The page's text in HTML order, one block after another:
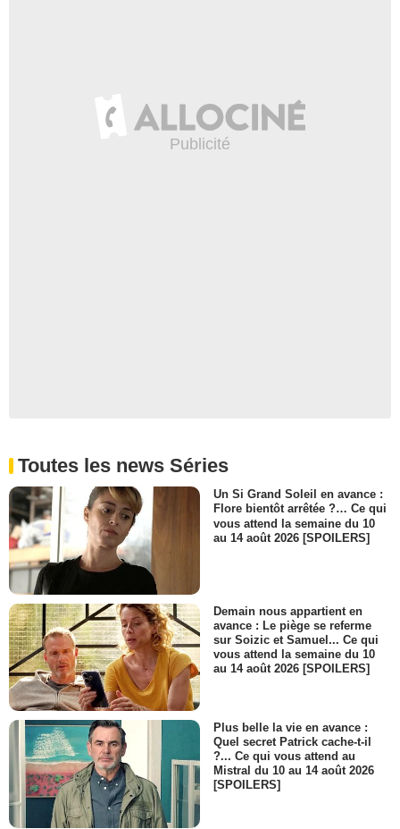
Toutes les news Séries
Un Si Grand Soleil en avance :
Flore bientôt arrêtée ?… Ce qui
vous attend la semaine du 10
au 14 août 2026 [SPOILERS]
Demain nous appartient en
avance : Le piège se referme
sur Soizic et Samuel... Ce qui
vous attend la semaine du 10
au 14 août 2026 [SPOILERS]
Plus belle la vie en avance :
Quel secret Patrick cache-t-il
?... Ce qui vous attend au
Mistral du 10 au 14 août 2026
[SPOILERS]